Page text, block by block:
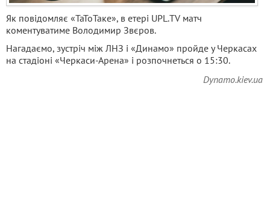
Як повідомляє «ТаТоТаке», в етері UPL.TV матч
коментуватиме Володимир Звєров.
Нагадаємо, зустріч між ЛНЗ і «Динамо» пройде у Черкасах
на стадіоні «Черкаси-Арена» і розпочнеться о 15:30.
Dynamo.kiev.ua